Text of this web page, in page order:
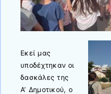
Εκεί μας
υποδέχτηκαν οι
δασκάλες της
Α’ Δημοτικού, ο